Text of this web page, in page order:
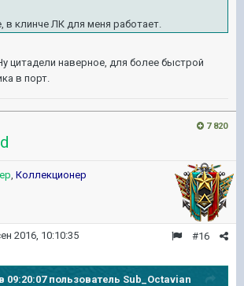
в клинче ЛК для меня работает.
цитадели наверное, для более быстрой
в порт.
7 820
, Коллекционер
#16
2016, 10:10:35
09:20:07 пользователь Sub_Octavian